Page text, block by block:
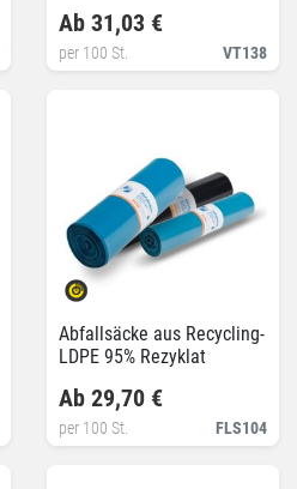
VT138
Ab 31,03 €
per 100 St.
Abfallsäcke aus Recycling-
LDPE 95% Rezyklat
FLS104
Ab 29,70 €
per 100 St.